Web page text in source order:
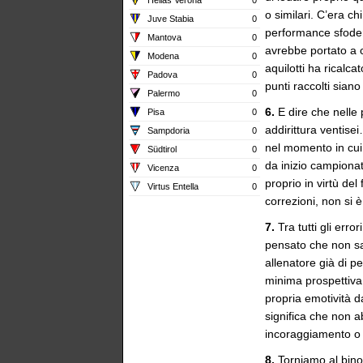
Juve Stabia
0
Mantova
0
Modena
0
Padova
0
Palermo
0
Pisa
0
Sampdoria
0
Südtirol
0
Vicenza
0
Virtus Entella
0
o similari. C’era
performance
avrebbe portato a
aquilotti ha
punti raccolti
6. E dire che nelle
addirittura
nel momento in
da inizio
proprio in virtù del
correzioni, non si
7. Tra tutti gli
pensato che non
allenatore già di
minima
propria emotività
significa che non
incoraggiamento
8. Torniamo al